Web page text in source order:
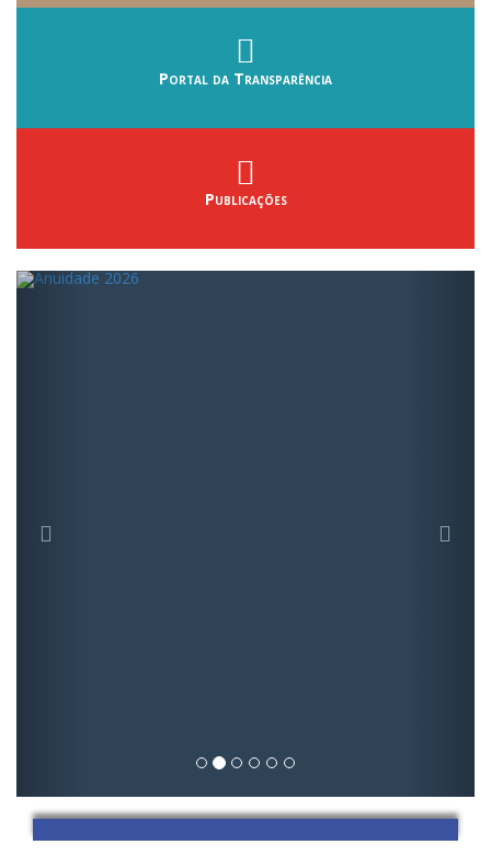
Portal da Transparência
Publicações